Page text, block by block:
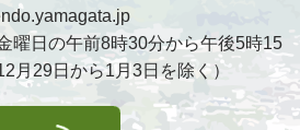
曜日の午前8時30分から午後5時15
月29日から1月3日を除く）